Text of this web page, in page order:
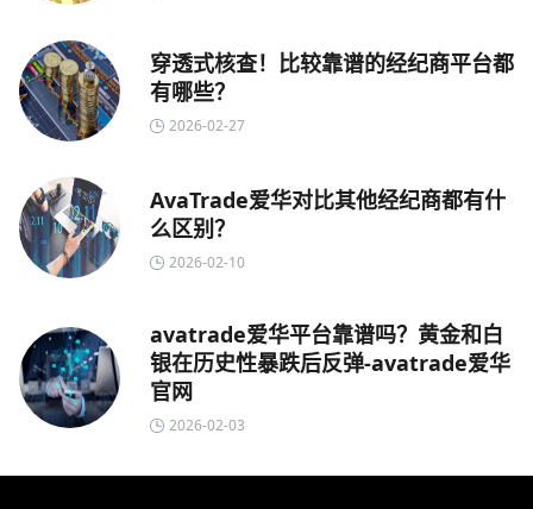
穿透式核查！比较靠谱的经纪商平台都
有哪些？
2026-02-27
AvaTrade爱华对比其他经纪商都有什
么区别？
2026-02-10
avatrade爱华平台靠谱吗？黄金和白
银在历史性暴跌后反弹-avatrade爱华
官网
2026-02-03